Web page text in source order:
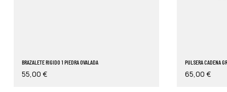
BRAZALETE RIGIDO 1 PIEDRA OVALADA
55,00 €
PULSERA CADENA
65,00 €